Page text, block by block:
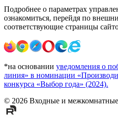
Подробнее о параметрах
ознакомиться, перейдя по
соответствующие страницы
*на основании уведомления о
линия» в номинации
конкурса «Выбор года» (2024).
© 2026 Входные и